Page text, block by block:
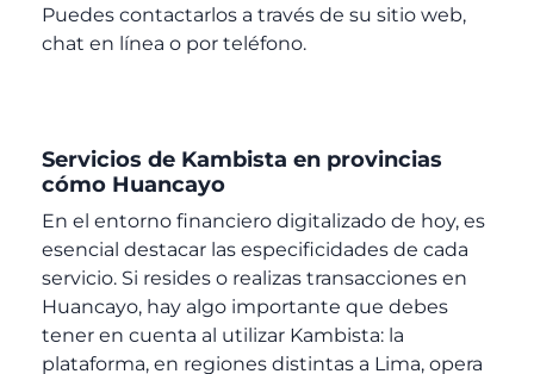
Puedes contactarlos a través de su sitio web,
chat en línea o por teléfono.
Servicios de Kambista en provincias
cómo Huancayo
En el entorno financiero digitalizado de hoy, es
esencial destacar las especificidades de cada
servicio. Si resides o realizas transacciones en
Huancayo, hay algo importante que debes
tener en cuenta al utilizar Kambista: la
plataforma, en regiones distintas a Lima, opera